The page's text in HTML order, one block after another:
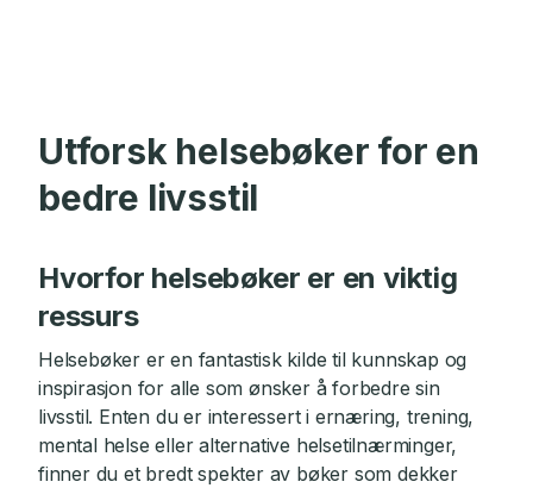
Utforsk helsebøker for en
bedre livsstil
Hvorfor helsebøker er en viktig
ressurs
Helsebøker er en fantastisk kilde til kunnskap og
inspirasjon for alle som ønsker å forbedre sin
livsstil. Enten du er interessert i ernæring, trening,
mental helse eller alternative helsetilnærminger,
finner du et bredt spekter av bøker som dekker